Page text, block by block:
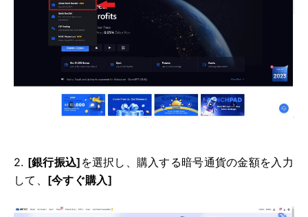
2. [銀行振込] を選択し、購入する暗号通貨の金額を入力
して、 [今すぐ購入]